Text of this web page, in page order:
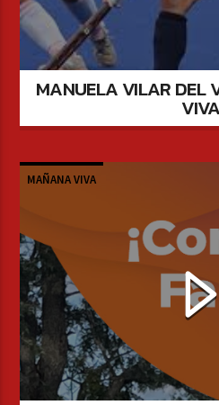
MANUELA VILAR DEL
VIVA
MAÑANA VIVA